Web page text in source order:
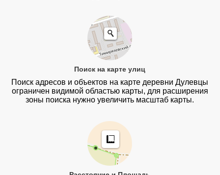
Поиск на карте улиц
Поиск адресов и объектов на карте деревни Дулевцы
ограничен видимой областью карты, для расширения
зоны поиска нужно увеличить масштаб карты.